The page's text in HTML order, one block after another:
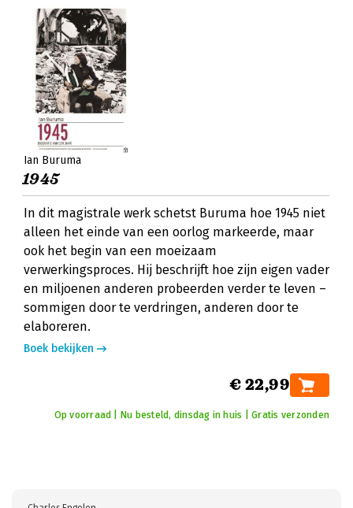
Ian Buruma
1945
In dit magistrale werk schetst Buruma hoe 1945 niet
alleen het einde van een oorlog markeerde, maar
ook het begin van een moeizaam
verwerkingsproces. Hij beschrijft hoe zijn eigen vader
en miljoenen anderen probeerden verder te leven –
sommigen door te verdringen, anderen door te
elaboreren.
Boek bekijken
€ 22,99
Op voorraad | Nu besteld, dinsdag in huis | Gratis verzonden